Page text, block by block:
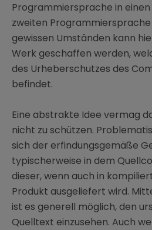
Programmiersprache in
zweiten
gewissen Umständen kann
Werk geschaffen werden,
des Urheberschutzes des
befindet.
Eine abstrakte Idee vermag
nicht zu schützen.
sich der erfindungsgemäße
typischerweise in dem
dieser, wenn auch in
Produkt ausgeliefert wird.
ist es generell möglich, den
Quelltext einzusehen. Auch